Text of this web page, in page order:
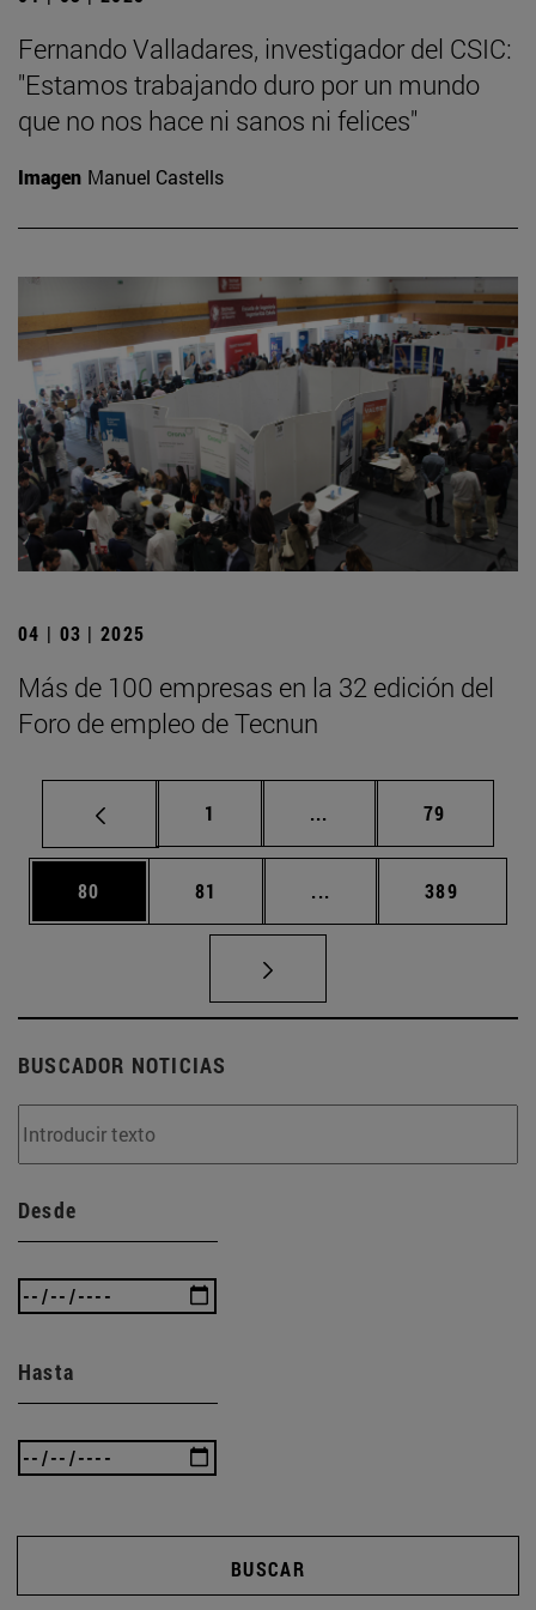
Fernando Valladares, investigador del CSIC:
"Estamos trabajando duro por un mundo
que no nos hace ni sanos ni felices"
Imagen Manuel Castells
04 | 03 | 2025
Más de 100 empresas en la 32 edición del
Foro de empleo de Tecnun
Página
1 ... Páginas intermedias
Página
79
Página
80 Página
81 ... Páginas intermedias
Página
389
BUSCADOR NOTICIAS
Desde
Hasta
BUSCAR